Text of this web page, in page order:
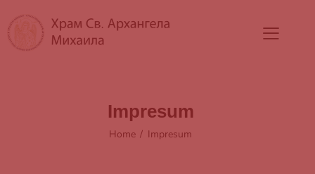
Impresum
Home Impresum